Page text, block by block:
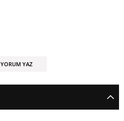
YORUM YAZ